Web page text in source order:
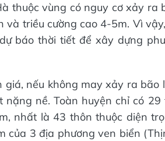
thuộc vùng có nguy cơ xảy
và triều cường cao 4-5m. Vì
báo thời tiết để xây dựng
giá, nếu không may xảy ra
nặng nề. Toàn huyện chỉ có
nhất là 43 thôn thuộc diện
của 3 địa phương ven biển